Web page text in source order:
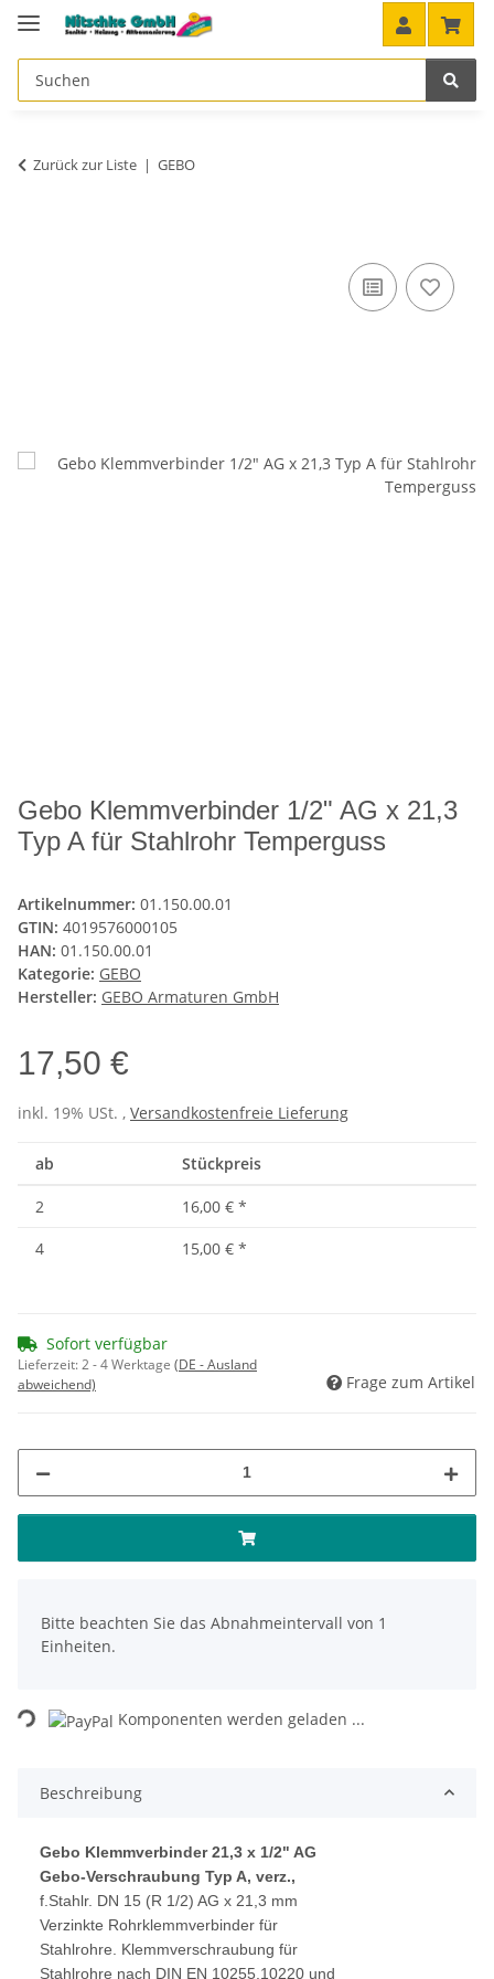
Zurück zur Liste GEBO
Gebo Klemmverbinder 1/2" AG x 21,3
Typ A für Stahlrohr Temperguss
Artikelnummer: 01.150.00.01
GTIN: 4019576000105
HAN: 01.150.00.01
Kategorie: GEBO
Hersteller: GEBO Armaturen GmbH
17,50 €
inkl. 19% USt. , Versandkostenfreie Lieferung
ab Stückpreis
2 16,00 € *
4
15,00 € *
Sofort verfügbar
Lieferzeit:2 - 4 Werktage (DE - Ausland
abweichend)
Frage zum Artikel
Bitte beachten Sie das Abnahmeintervall von 1
Einheiten.
Loading... Komponenten werden geladen ...
Beschreibung
Gebo Klemmverbinder 21,3 x 1/2" AG
Gebo-Verschraubung Typ A, verz.,
f.Stahlr. DN 15 (R 1/2) AG x 21,3 mm
Verzinkte Rohrklemmverbinder für
Stahlrohre. Klemmverschraubung für
Stahlrohre nach DIN EN 10255,10220 und